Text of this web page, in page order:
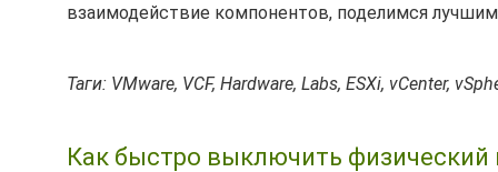
взаимодействие компонентов, поделимся
Таги: VMware, VCF, Hardware, Labs, ESXi, vCenter,
Как быстро выключить физический